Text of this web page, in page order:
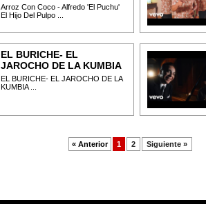
Arroz Con Coco - Alfredo 'El Puchu'
El Hijo Del Pulpo ...
EL BURICHE- EL
JAROCHO DE LA KUMBIA
EL BURICHE- EL JAROCHO DE LA
KUMBIA ...
« Anterior 1 2 Siguiente »